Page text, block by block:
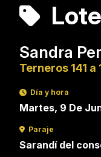
Sandra
Terneros 141 a
Día y hora
Martes, 9 De
Paraje
Sarandí del